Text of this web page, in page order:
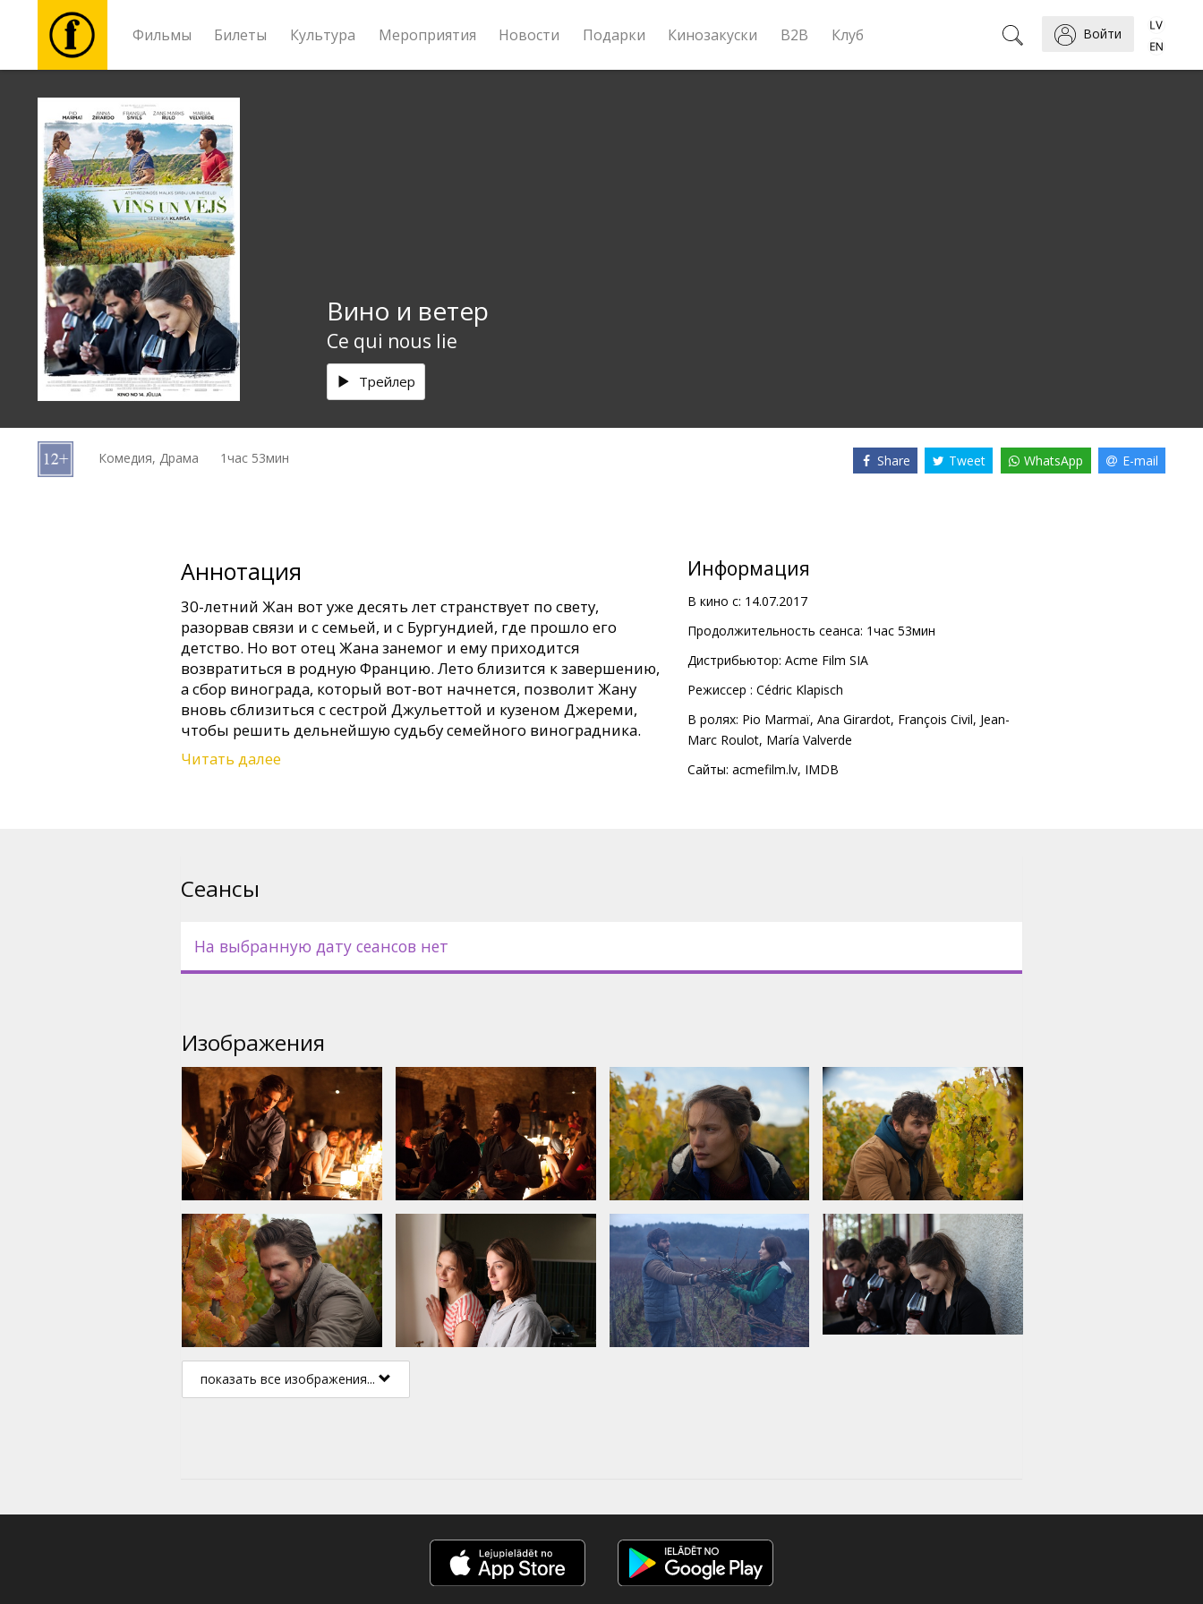
Фильмы Билеты Культура Мероприятия Новости Подарки Кинозакуски B2B Клуб Войти
Фильмы
Билеты
Культура
Мероприятия
Новости
Подарки
B2B
Вино и ветер
Ce qui nous lie
Трейлер
Комедия, Драма 1час 53мин Share Tweet WhatsApp E-mail
Аннотация
30-летний Жан вот уже десять лет странствует по свету,
разорвав связи и с семьей, и с Бургундией, где прошло его
детство. Но вот отец Жана занемог и ему приходится
возвратиться в родную Францию. Лето близится к завершению,
а сбор винограда, который вот-вот начнется, позволит Жану
вновь сблизиться с сестрой Джульеттой и кузеном Джереми,
чтобы решить дельнейшую судьбу семейного виноградника.
Фильм на французском языке с субтитрами на латышском и
Читать далее
Информация
В кино с: 14.07.2017
Продолжительность сеанса: 1час 53мин
Дистрибьютор: Acme Film SIA
Pежиссер : Cédric Klapisch
В ролях: Pio Marmaï, Ana Girardot, François Civil, Jean-
Marc Roulot, María Valverde
Сайты: acmefilm.lv, IMDB
Сеансы
На выбранную дату сеансов нет
Изображения
показать все изображения...